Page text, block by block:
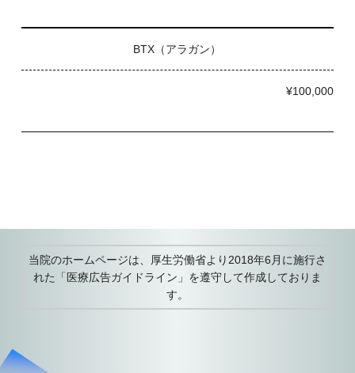
BTX（アラガン）
¥100,000
当院のホームページは、厚生労働省より2018年6月に施行さ
れた
「医療広告ガイドライン」を遵守して作成しておりま
す。